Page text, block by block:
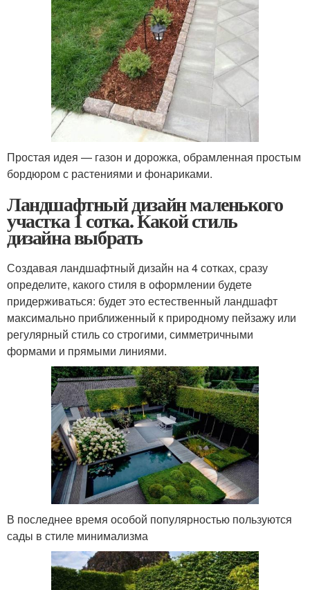
Простая идея — газон и дорожка, обрамленная простым
бордюром с растениями и фонариками.
Ландшафтный дизайн маленького
участка 1 сотка. Какой стиль
дизайна выбрать
Создавая ландшафтный дизайн на 4 сотках, сразу
определите, какого стиля в оформлении будете
придерживаться: будет это естественный ландшафт
максимально приближенный к природному пейзажу или
регулярный стиль со строгими, симметричными
формами и прямыми линиями.
В последнее время особой популярностью пользуются
сады в стиле минимализма